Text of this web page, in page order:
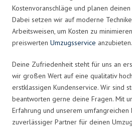
Kostenvoranschläge und planen
Dabei setzen wir auf moderne
Arbeitsweisen, um Kosten zu
preiswerten Umzugsservice anzubieten.
Deine Zufriedenheit steht für uns an
wir großen Wert auf eine qualitativ
erstklassigen Kundenservice. Wir sind
beantworten gerne deine Fragen. Mit
Erfahrung und unserem
zuverlässiger Partner für deinen